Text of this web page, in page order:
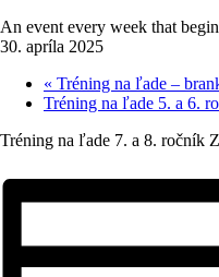
An event every week that
30. apríla 2025
« Tréning na ľade –
Tréning na ľade 5. a 6.
Tréning na ľade 7. a 8. ročník